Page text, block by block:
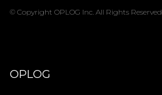
© Copyright OPLOG Inc. All Rights Reserved.
OPLOG